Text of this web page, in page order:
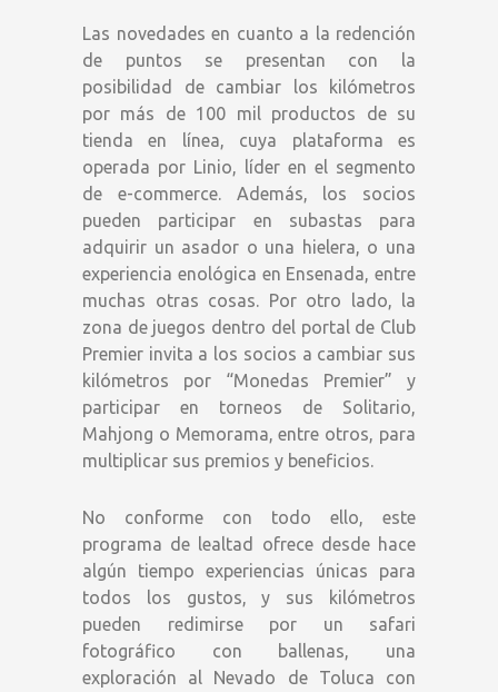
Las novedades en cuanto a la redención
de puntos se presentan con la
posibilidad de cambiar los kilómetros
por más de 100 mil productos de su
tienda en línea, cuya plataforma es
operada por Linio, líder en el segmento
de e-commerce. Además, los socios
pueden participar en subastas para
adquirir un asador o una hielera, o una
experiencia enológica en Ensenada, entre
muchas otras cosas. Por otro lado, la
zona de juegos dentro del portal de Club
Premier invita a los socios a cambiar sus
kilómetros por “Monedas Premier” y
participar en torneos de Solitario,
Mahjong o Memorama, entre otros, para
multiplicar sus premios y beneficios.
No conforme con todo ello, este
programa de lealtad ofrece desde hace
algún tiempo experiencias únicas para
todos los gustos, y sus kilómetros
pueden redimirse por un safari
fotográfico con ballenas, una
exploración al Nevado de Toluca con